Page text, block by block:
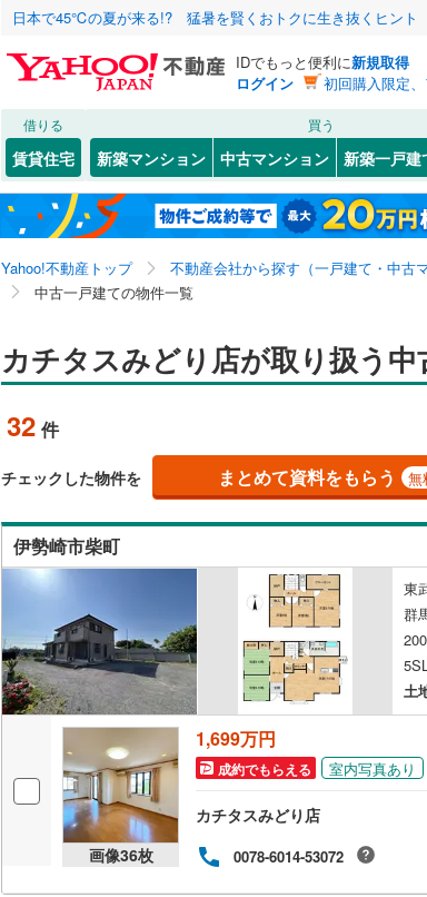
日本で45℃の夏が来る!? 猛暑を賢くおトクに生き抜くヒント
IDでもっと便利に新規取得
ログイン
初回購入限定
借りる
賃貸住宅
買う
新築マンション 中古マンション 新築一戸建
Yahoo!不動産トップ 不動産会社から探す（一戸建て・中古
中古一戸建ての物件一覧
カチタスみどり店が取り扱う中
32 件
チェックした物件を まとめて資料をもらう 無
伊勢崎市柴町
東
群
土
画像36枚
1,699万円
成約でもらえる 室内写真あり
カチタスみどり店
0078-6014-53072
北海道 北海道
東北 青森 岩手
関東 東京 神奈川
東海 愛知 岐阜
鳥取 島根
四国 徳島 香川
九州・沖縄 佐賀
該当物件0件
該当物件0件
該当物件0件
JR 函館本線(0)
石勝線(0)
根室本線(0)
石北本線(0 )
高崎線(3)
両毛線(24)
石巻線(0)
大湊線(0)
只見線(0)
奥羽本線(0
男鹿線(0)
羽越本線(0)
湘南新宿ライン（宇都宮～逗
0)
該当物件0件
該当物件0件
こだわり条件 リフォーム、リノベーション
リノベーション・リフォ
（24）
設備
駐車場2台以上（31）
間取り、居室全体
吹き抜け（4）
二世帯向け（1
サービスルーム（納戸）
最寄りの駅が始発駅（2
配置、向き、建ち方、日当た
前道6m以上
平坦地（20）
該当物件0件
この検索条件